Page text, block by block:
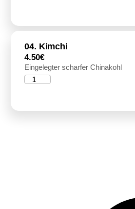
04. Kimchi
4.50€
Eingelegter scharfer Chinakohl